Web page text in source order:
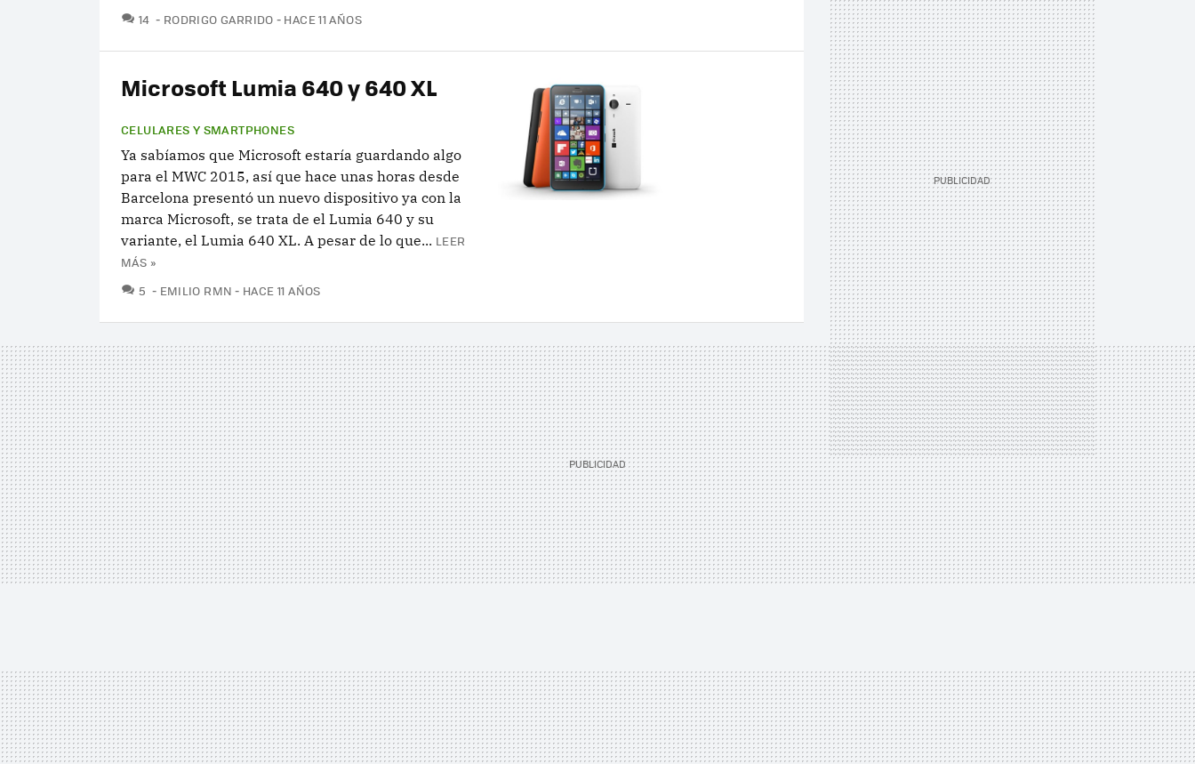
14 COMENTARIOS
RODRIGO GARRIDO HACE 11 AÑOS
Microsoft Lumia 640 y 640 XL
CELULARES Y SMARTPHONES
Ya sabíamos que Microsoft estaría guardando algo
para el MWC 2015, así que hace unas horas desde
Barcelona presentó un nuevo dispositivo ya con la
marca Microsoft, se trata de el Lumia 640 y su
variante, el Lumia 640 XL. A pesar de lo que... LEER
MÁS »
5 COMENTARIOS
EMILIO RMN HACE 11 AÑOS